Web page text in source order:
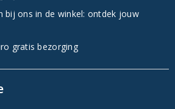
bij ons in de winkel: ontdek jouw
gratis bezorging